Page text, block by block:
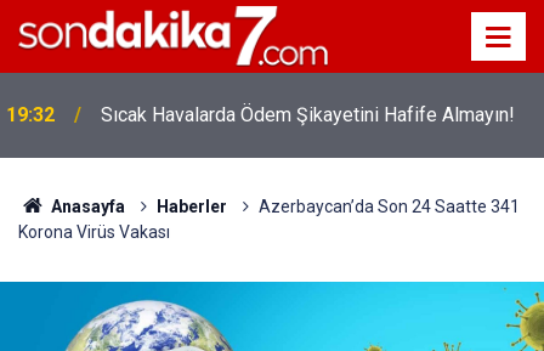
Sıcak Havalarda Ödem Şikayetini Hafife Almayın!
12:56 İ̇zmir 112’de Kan Donduran İ̇ddialar!
Anasayfa Haberler
Azerbaycan’da Son 24 Saatte 341
Korona Virüs Vakası